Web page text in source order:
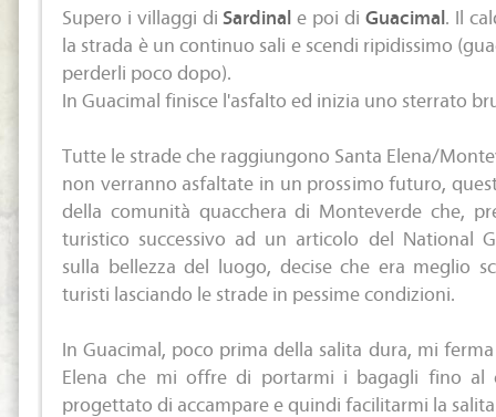
Supero i villaggi diSardinale poi di Guacimal. Il
la strada è un continuo sali e scendi ripidissimo
perderli poco dopo).
In Guacimal finisce l'asfalto ed inizia uno sterrato
Tutte le strade che raggiungono Santa Elena/
non verranno asfaltate in un prossimo futuro,
della comunità quacchera di Monteverde che,
turistico successivo ad un articolo del National
sulla bellezza del luogo, decise che era meglio
turisti lasciando le strade in pessime condizioni.
In Guacimal, poco prima della salita dura, mi
Elena che mi offre di portarmi i bagagli fino al
progettato di accampare e quindi facilitarmi la